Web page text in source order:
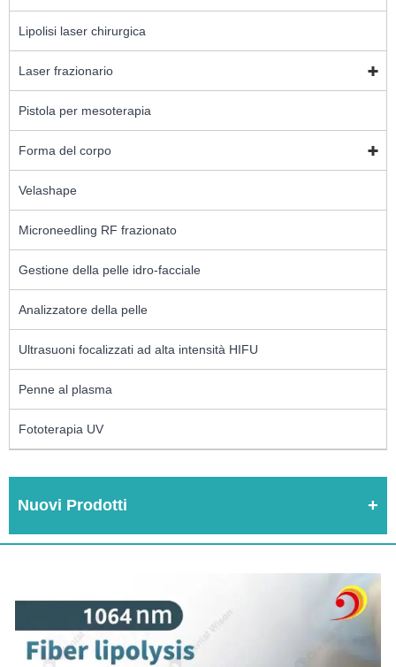
Lipolisi laser chirurgica
Laser frazionario
Pistola per mesoterapia
Forma del corpo
Velashape
Microneedling RF frazionato
Gestione della pelle idro-facciale
Analizzatore della pelle
Ultrasuoni focalizzati ad alta intensità HIFU
Penne al plasma
Fototerapia UV
Nuovi Prodotti